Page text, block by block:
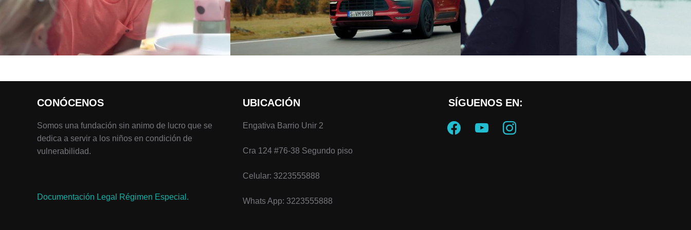
CONÓCENOS
Somos una fundación sin animo de lucro que se
dedica a servir a los niños en condición de
vulnerabilidad.
Documentación Legal Régimen Especial.
UBICACIÓN
Engativa Barrio Unir 2
Cra 124 #76-38 Segundo piso
Celular: 3223555888
Whats App: 3223555888
SÍGUENOS EN:
facebookyoutube instagram